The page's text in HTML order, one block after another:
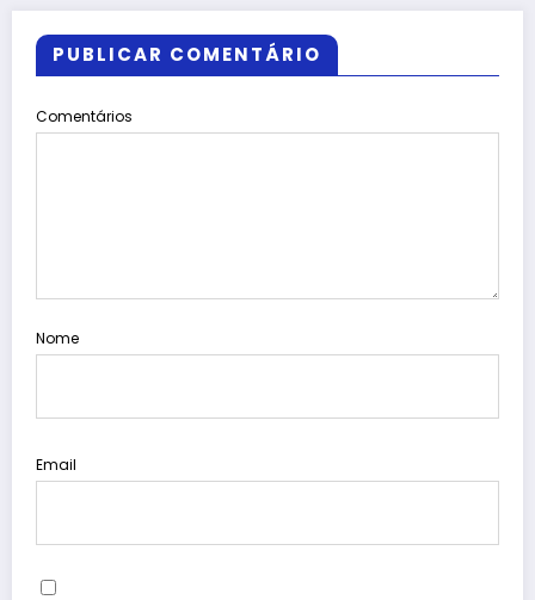
PUBLICAR COMENTÁRIO
Comentários
Nome
Email